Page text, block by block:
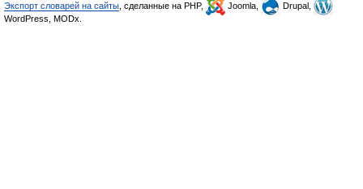
Экспорт словарей на сайты , сделанные на PHP, Joomla,
Drupal,
WordPress, MODx.